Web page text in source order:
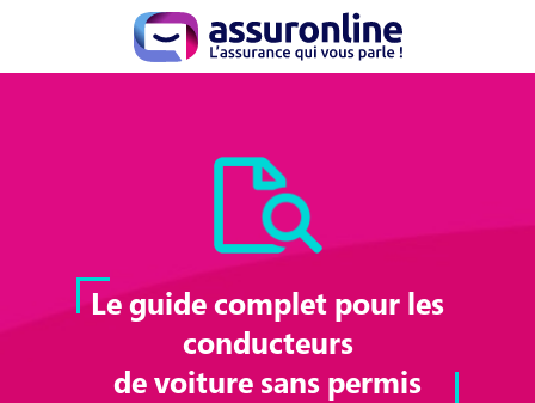
Le guide complet pour les
conducteurs
de voiture sans permis